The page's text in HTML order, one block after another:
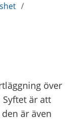
/
över
är att
är även